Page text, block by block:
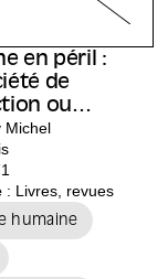
en péril :
de
ou
de
?
: Livres, revues
humaine